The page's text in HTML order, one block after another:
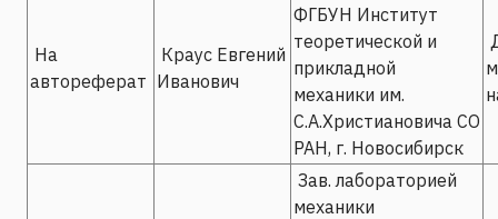
На
автореферат
Краус Евгений
Иванович
ФГБУН Институт
теоретической и
прикладной
механики им.
С.А.Христиановича СО
РАН, г. Новосибирск
Зав. лабораторией
механики